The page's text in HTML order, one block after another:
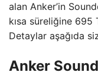
alan Anker’in
kısa süreliğine 695
Detaylar aşağıda
Anker